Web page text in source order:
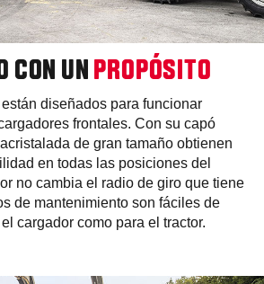
CON UN PROPÓSITO
diseñados para funcionar
frontales. Con su capó
de gran tamaño obtienen
en todas las posiciones del
no cambia el radio de giro que tiene
de mantenimiento son fáciles de
cargador como para el tractor.